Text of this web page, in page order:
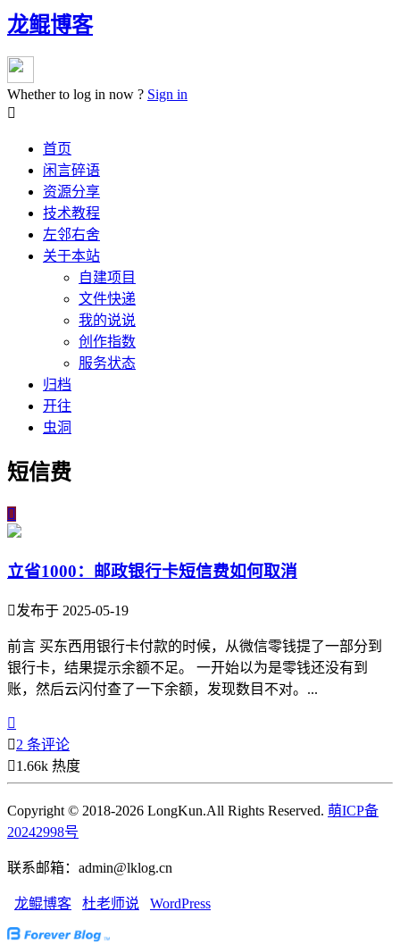
龙鲲博客
Whether to log in now ? Sign in

首页
闲言碎语
资源分享
技术教程
左邻右舍
关于本站
自建项目
文件快递
我的说说
创作指数
服务状态
归档
开往
虫洞
短信费

立省1000：邮政银行卡短信费如何取消
发布于 2025-05-19
前言 买东西用银行卡付款的时候，从微信零钱提了一部分到
银行卡，结果提示余额不足。 一开始以为是零钱还没有到
账，然后云闪付查了一下余额，发现数目不对。...

2 条评论
1.66k 热度
Copyright © 2018-2026 LongKun.All Rights Reserved. 萌ICP备
20242998号
联系邮箱：admin@lklog.cn
龙鲲博客 杜老师说 WordPress